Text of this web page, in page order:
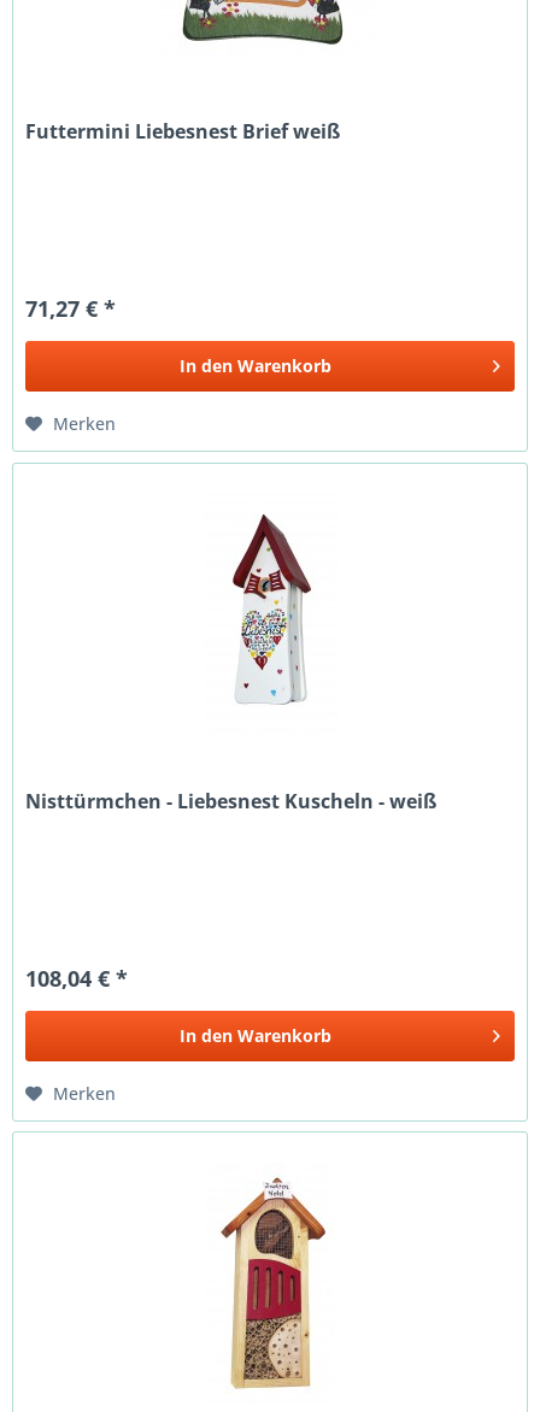
Futtermini Liebesnest Brief weiß
71,27 € *
In den Warenkorb
Merken
Nisttürmchen - Liebesnest Kuscheln - weiß
108,04 € *
In den Warenkorb
Merken